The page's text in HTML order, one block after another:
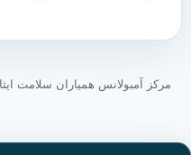
مرکز آمبولانس همیاران سلامت